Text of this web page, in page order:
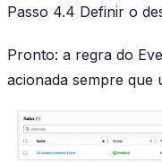
Passo 4.4 Definir o
Pronto: a regra do
acionada sempre que